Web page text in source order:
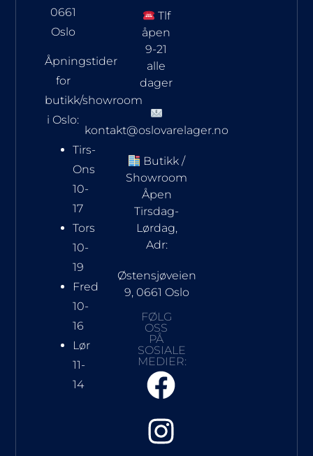
0661
Oslo
Åpningstider
for
butikk/showroom
i Oslo:
Tirs-
Ons
10-
17
Tors
10-
19
Fred
10-
16
Lør
11-
14
Tlf
åpen
9-21
alle
dager
kontakt@oslovarelager.no
Butikk /
Showroom
Åpen
Tirsdag-
Lørdag,
Adr:
Østensjøveien
9, 0661 Oslo
FØLG
OSS
PÅ
SOSIALE
MEDIER: